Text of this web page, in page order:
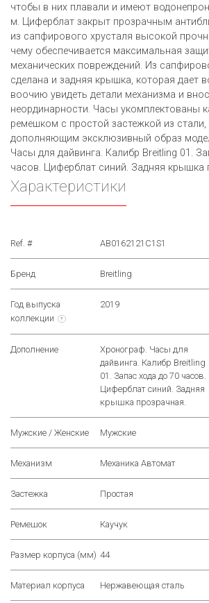
чтобы в них плавали и имеют
м. Циферблат закрыт прозрачным
из сапфирового хрусталя высокой
чему обеспечивается максимальная
механических повреждений. Из
сделана и задняя крышка, которая дает
воочию увидеть детали механизма и
неординарности. Часы укомплектованы
ремешком с простой застежкой из стали,
дополняющим эксклюзивный образ
Часы для дайвинга. Калибр Breitling 01.
часов. Циферблат синий. Задняя крышка
Характеристики
Ref. # AB0162121C1S1
Бренд Breitling
Год выпуска
коллекции
?
2019
Дополнение
Хронограф. Часы для
дайвинга. Калибр Breitling
01. Запас хода до 70 часов.
Циферблат синий. Задняя
крышка прозрачная.
Мужские / Женские Мужские
Механизм Механика Автомат
Застежка Простая
Ремешок Каучук
Размер корпуса (мм) 44
Материал корпуса Нержавеющая сталь